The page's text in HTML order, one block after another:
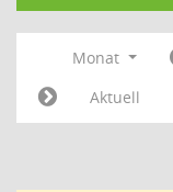
Monat
Aktuell